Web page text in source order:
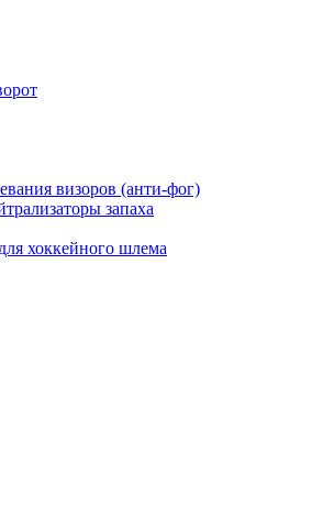
визоров (анти-фог)
запаха
хоккейного шлема